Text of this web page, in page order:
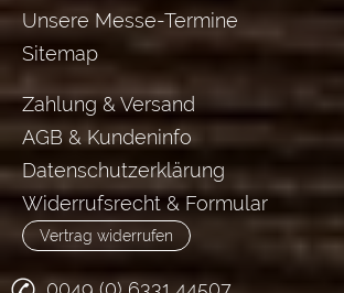
Unsere Messe-Termine
Sitemap
Zahlung & Versand
AGB & Kundeninfo
Datenschutzerklärung
Widerrufsrecht & Formular
Vertrag widerrufen